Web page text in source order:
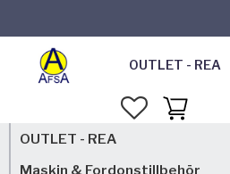
OUTLET - REA
FAVORITER
KUNDVAGN
OUTLET - REA
Maskin & Fordonstillbehör